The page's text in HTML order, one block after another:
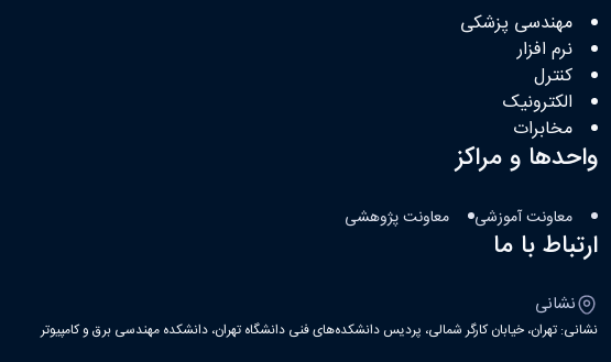
مهندسی پزشکی
نرم افزار
کنترل
الکترونیک
مخابرات
واحدها و مراکز
معاونت آموزشی معاونت پژوهشی
ارتباط با ما
نشانی
نشانی: تهران، خیابان کارگر شمالی، پردیس دانشکده‌های فنی دانشگاه تهران، دانشکده مهندسی برق و کامپیوتر